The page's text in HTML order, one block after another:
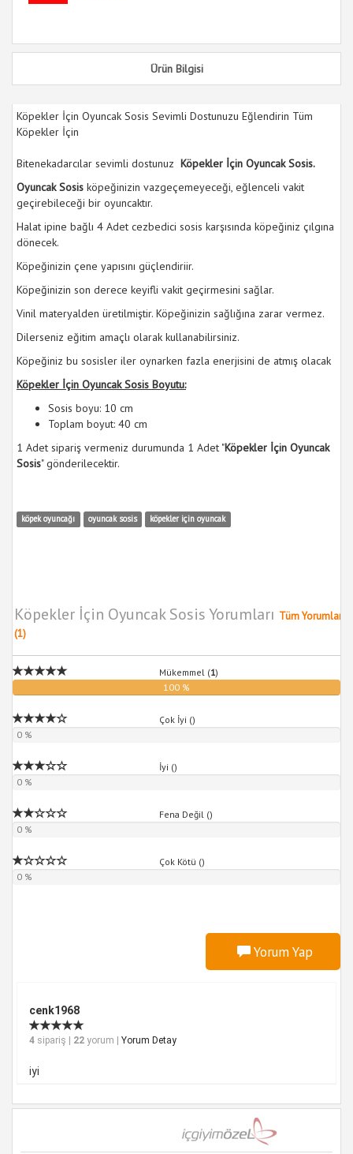
Ürün Bilgisi
Köpekler İçin Oyuncak Sosis Sevimli Dostunuzu Eğlendirin Tüm
Köpekler İçin
Bitenekadarcılar sevimli dostunuz Köpekler İçin Oyuncak Sosis.
Oyuncak Sosis köpeğinizin vazgeçemeyeceği, eğlenceli vakit
geçirebileceği bir oyuncaktır.
Halat ipine bağlı 4 Adet cezbedici sosis karşısında köpeğiniz çılgına
dönecek.
Köpeğinizin çene yapısını güçlendiriir.
Köpeğinizin son derece keyifli vakit geçirmesini sağlar.
Vinil materyalden üretilmiştir. Köpeğinizin sağlığına zarar vermez.
Dilerseniz eğitim amaçlı olarak kullanabilirsiniz.
Köpeğiniz bu sosisler iler oynarken fazla enerjisini de atmış olacak
Köpekler İçin Oyuncak Sosis Boyutu:
Sosis boyu: 10 cm
Toplam boyut: 40 cm
1 Adet sipariş vermeniz durumunda 1 Adet "Köpekler İçin Oyuncak
Sosis" gönderilecektir.
köpek oyuncağı oyuncak sosis köpekler için oyuncak
Köpekler İçin Oyuncak Sosis Yorumları Tüm Yorumlar
(1)
Mükemmel (1)
100 %
Çok İyi ()
0 %
İyi ()
0 %
Fena Değil ()
0 %
Çok Kötü ()
0 %
Yorum Yap
cenk1968
4 sipariş | 22 yorum | Yorum Detay
iyi